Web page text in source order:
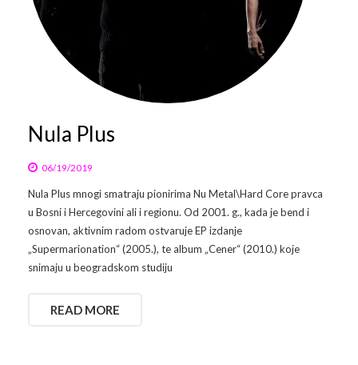
Nula Plus
06/19/2019
Nula Plus mnogi smatraju pionirima Nu Metal\Hard Core pravca
u Bosni i Hercegovini ali i regionu. Od 2001. g., kada je bend i
osnovan, aktivnim radom ostvaruje EP izdanje
„Supermarionation“ (2005.), te album „Cener“ (2010.) koje
snimaju u beogradskom studiju
READ MORE